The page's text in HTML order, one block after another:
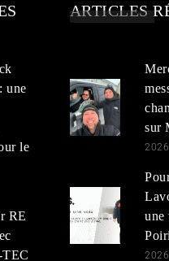
une
le
RE
TEC
ARTICLES
sur
une